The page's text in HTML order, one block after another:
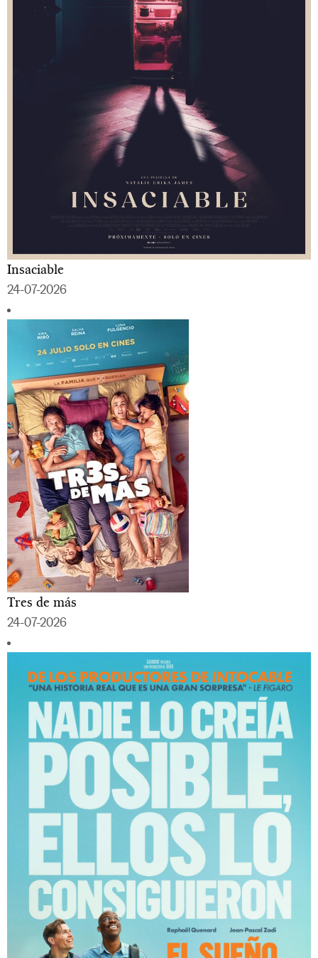
Insaciable
24-07-2026
Tres de más
24-07-2026